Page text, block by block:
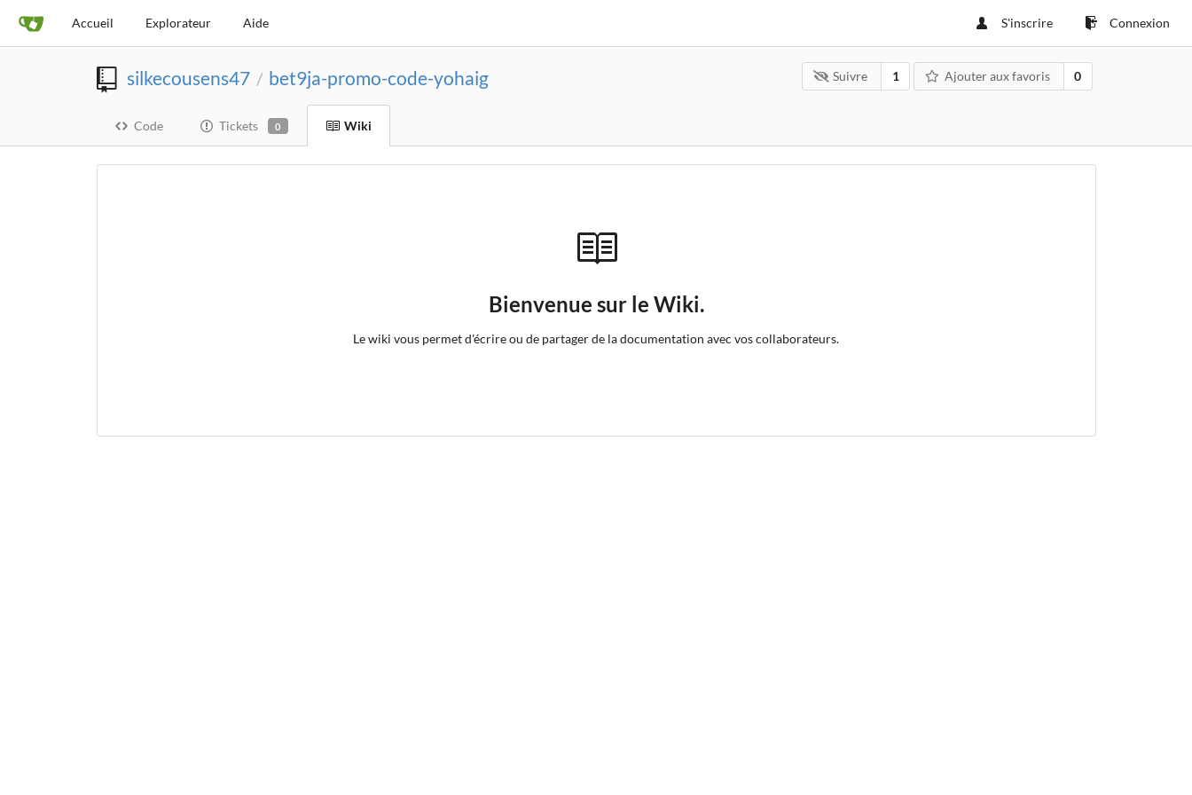
Accueil Explorateur Aide S'inscrire Connexion
silkecousens47 / bet9ja-promo-code-yohaig Suivre 1 Ajouter aux favoris 0
Code Tickets 0 Wiki
Bienvenue sur le Wiki.
Le wiki vous permet d'écrire ou de partager de la documentation avec vos collaborateurs.